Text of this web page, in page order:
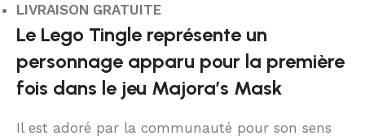
LIVRAISON GRATUITE
Le Lego Tingle représente un
personnage apparu pour la première
fois dans le jeu Majora’s Mask
Il est adoré par la communauté pour son sens